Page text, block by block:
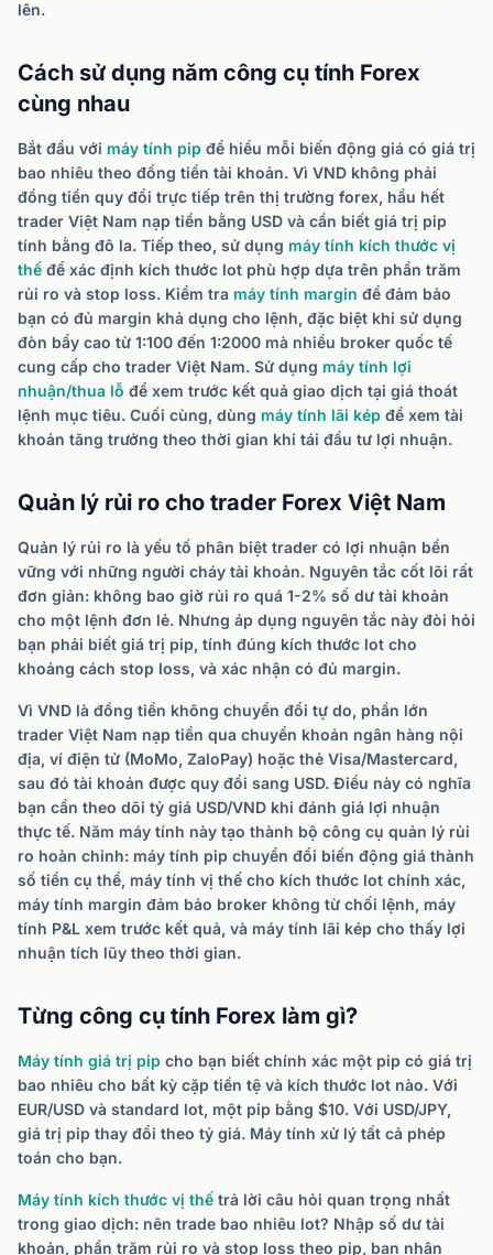
lên.
Cách sử dụng năm công cụ tính Forex
cùng nhau
Bắt đầu với máy tính pip để hiểu mỗi biến động giá có giá trị
bao nhiêu theo đồng tiền tài khoản. Vì VND không phải
đồng tiền quy đổi trực tiếp trên thị trường forex, hầu hết
trader Việt Nam nạp tiền bằng USD và cần biết giá trị pip
tính bằng đô la. Tiếp theo, sử dụng máy tính kích thước vị
thế để xác định kích thước lot phù hợp dựa trên phần trăm
rủi ro và stop loss. Kiểm tra máy tính margin để đảm bảo
bạn có đủ margin khả dụng cho lệnh, đặc biệt khi sử dụng
đòn bẩy cao từ 1:100 đến 1:2000 mà nhiều broker quốc tế
cung cấp cho trader Việt Nam. Sử dụng máy tính lợi
nhuận/thua lỗ để xem trước kết quả giao dịch tại giá thoát
lệnh mục tiêu. Cuối cùng, dùng máy tính lãi kép để xem tài
khoản tăng trưởng theo thời gian khi tái đầu tư lợi nhuận.
Quản lý rủi ro cho trader Forex Việt Nam
Quản lý rủi ro là yếu tố phân biệt trader có lợi nhuận bền
vững với những người cháy tài khoản. Nguyên tắc cốt lõi rất
đơn giản: không bao giờ rủi ro quá 1-2% số dư tài khoản
cho một lệnh đơn lẻ. Nhưng áp dụng nguyên tắc này đòi hỏi
bạn phải biết giá trị pip, tính đúng kích thước lot cho
khoảng cách stop loss, và xác nhận có đủ margin.
Vì VND là đồng tiền không chuyển đổi tự do, phần lớn
trader Việt Nam nạp tiền qua chuyển khoản ngân hàng nội
địa, ví điện tử (MoMo, ZaloPay) hoặc thẻ Visa/Mastercard,
sau đó tài khoản được quy đổi sang USD. Điều này có nghĩa
bạn cần theo dõi tỷ giá USD/VND khi đánh giá lợi nhuận
thực tế. Năm máy tính này tạo thành bộ công cụ quản lý rủi
ro hoàn chỉnh: máy tính pip chuyển đổi biến động giá thành
số tiền cụ thể, máy tính vị thế cho kích thước lot chính xác,
máy tính margin đảm bảo broker không từ chối lệnh, máy
tính P&L xem trước kết quả, và máy tính lãi kép cho thấy lợi
nhuận tích lũy theo thời gian.
Từng công cụ tính Forex làm gì?
Máy tính giá trị pip cho bạn biết chính xác một pip có giá trị
bao nhiêu cho bất kỳ cặp tiền tệ và kích thước lot nào. Với
EUR/USD và standard lot, một pip bằng $10. Với USD/JPY,
giá trị pip thay đổi theo tỷ giá. Máy tính xử lý tất cả phép
toán cho bạn.
Máy tính kích thước vị thế trả lời câu hỏi quan trọng nhất
trong giao dịch: nên trade bao nhiêu lot? Nhập số dư tài
khoản, phần trăm rủi ro và stop loss theo pip, bạn nhận